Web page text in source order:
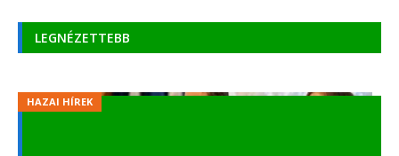
LEGNÉZETTEBB
HAZAI HÍREK